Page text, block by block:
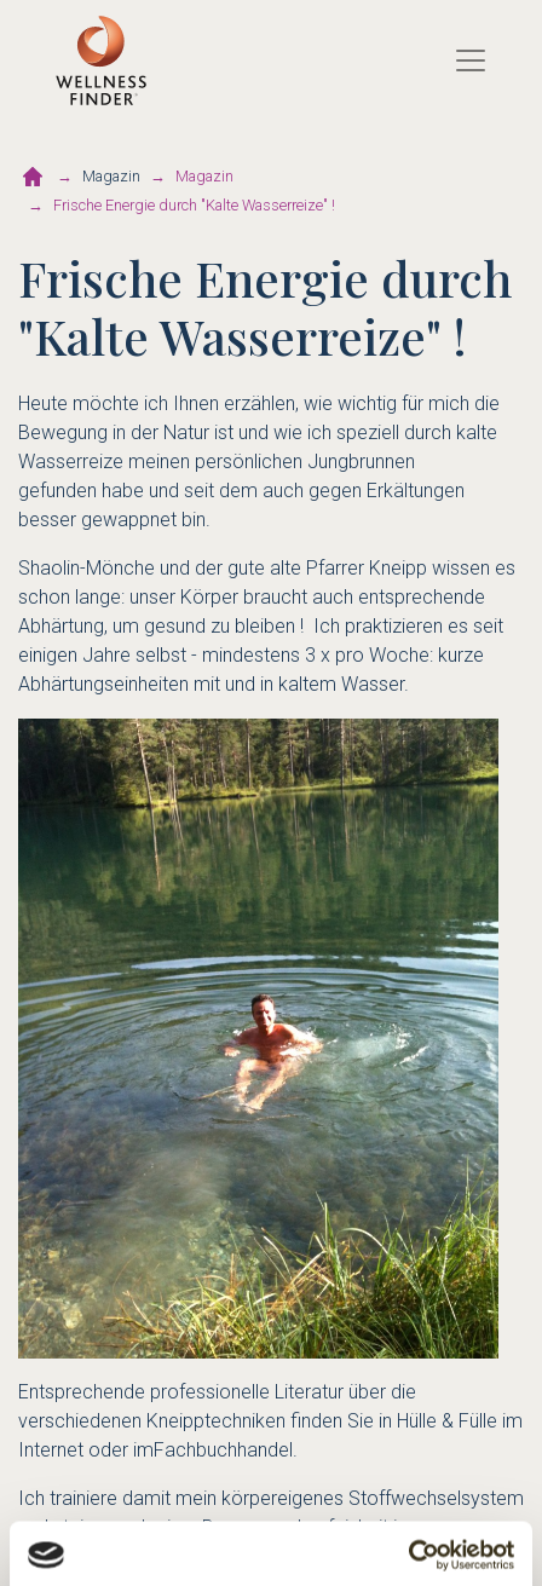
Magazin
Magazin
Frische Energie durch "Kalte Wasserreize" !
Frische Energie durch
"Kalte Wasserreize" !
Heute möchte ich Ihnen erzählen, wie wichtig für mich die
Bewegung in der Natur ist und wie ich speziell durch kalte
Wasserreize meinen persönlichen Jungbrunnen
gefunden habe und seit dem auch gegen Erkältungen
besser gewappnet bin.
Shaolin-Mönche und der gute alte Pfarrer Kneipp wissen es
schon lange: unser Körper braucht auch entsprechende
Abhärtung, um gesund zu bleiben ! Ich praktizieren es seit
einigen Jahre selbst - mindestens 3 x pro Woche: kurze
Abhärtungseinheiten mit und in kaltem Wasser.
Entsprechende professionelle Literatur über die
verschiedenen Kneipptechniken finden Sie in Hülle & Fülle im
Internet oder imFachbuchhandel.
Ich trainiere damit mein körpereigenes Stoffwechselsystem
und steige nach einer Bewegung-Laufeinheit in unseren
kalten Bach und gehe zuerst mit den Füssen mehrmals nur